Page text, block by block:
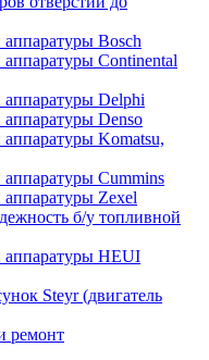
Bosch
Continental
Delphi
Denso
Komatsu,
Cummins
Zexel
б/у топливной
аппаратуры HEUI
Steyr (двигатель
ремонт